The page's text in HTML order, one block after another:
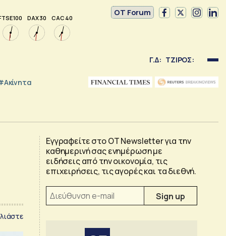
100 DAX 30 CAC 40
OT Forum
Γ.Δ: ΤΖΙΡΟΣ:
Εγγραφείτε στο OT Newsletter για την
καθημερινή σας ενημέρωση με
ειδήσεις από την οικονομία, τις
επιχειρήσεις, τις αγορές και τα διεθνή.